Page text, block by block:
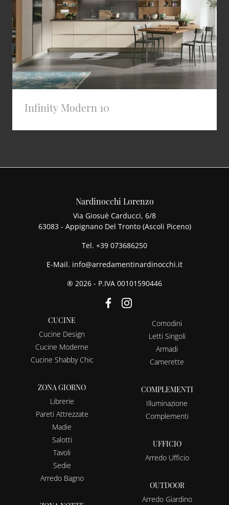
Infinity Modern 10
Nardinocchi Lorenzo
Via Giosuè Carducci, 6/8
63083 - Appignano Del Tronto (Ascoli Piceno)
Tel. +39 073686250
E-Mail. info@arredamentinardinocchi.it
® 2026 - P.IVA 00101590446
CUCINE
Cucine Design
Cucine Moderne
Cucine Shabby Chic
ZONA GIORNO
Librerie
Pareti Attrezzate
Madie
Salotti
Tavoli
Sedie
Arredo Bagno
Comodini
Letti Singoli
Armadi
Camerette
COMPLEMENTI
Illuminazione
Complementi
UFFICIO
Arredo Ufficio
OUTDOOR
Arredo Giardino